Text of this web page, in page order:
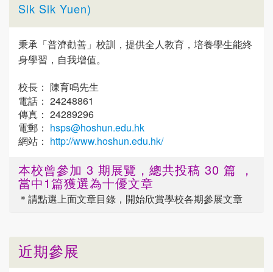
Sik Sik Yuen)
秉承「普濟勸善」校訓，提供全人教育，培養學生能終
身學習，自我增值。
校長： 陳育鳴先生
電話： 24248861
傳真： 24289296
電郵： hsps@hoshun.edu.hk
網站： http://www.hoshun.edu.hk/
本校曾參加 3 期展覽，總共投稿 30 篇 ，
當中1篇獲選為十優文章
＊請點選上面文章目錄，開始欣賞學校各期參展文章
近期參展